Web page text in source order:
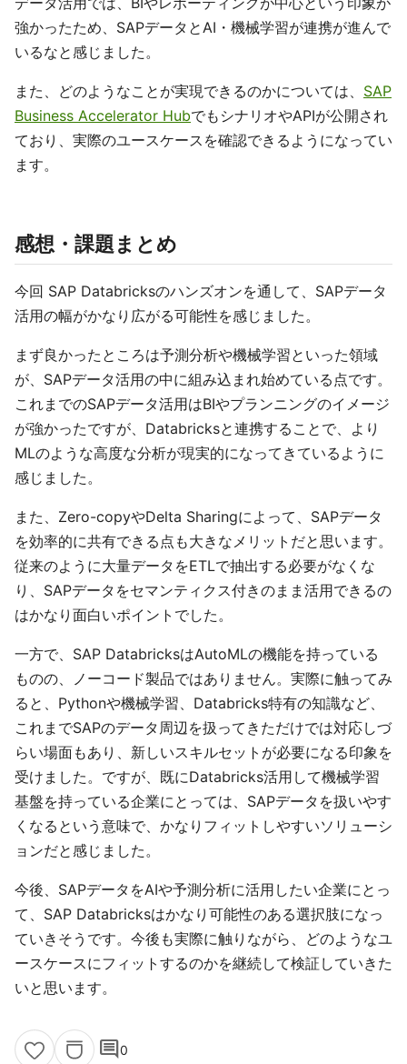
強かったため、SAPデータとAI・機械学習が連携が進んで
いるなと感じました。
また、どのようなことが実現できるのかについては、 SAP
Business Accelerator HubでもシナリオやAPIが公開され
ており、実際のユースケースを確認できるようになってい
ます。
感想・課題まとめ
今回 SAP Databricksのハンズオンを通して、SAPデータ
活用の幅がかなり広がる可能性を感じました。
まず良かったところは予測分析や機械学習といった領域
が、SAPデータ活用の中に組み込まれ始めている点です。
これまでのSAPデータ活用はBIやプランニングのイメージ
が強かったですが、Databricksと連携することで、より
MLのような高度な分析が現実的になってきているように
感じました。
また、Zero-copyやDelta Sharingによって、SAPデータ
を効率的に共有できる点も大きなメリットだと思います。
従来のように大量データをETLで抽出する必要がなくな
り、SAPデータをセマンティクス付きのまま活用できるの
はかなり面白いポイントでした。
一方で、SAP DatabricksはAutoMLの機能を持っている
ものの、ノーコード製品ではありません。実際に触ってみ
ると、Pythonや機械学習、Databricks特有の知識など、
これまでSAPのデータ周辺を扱ってきただけでは対応しづ
らい場面もあり、新しいスキルセットが必要になる印象を
受けました。ですが、既にDatabricks活用して機械学習
基盤を持っている企業にとっては、SAPデータを扱いやす
くなるという意味で、かなりフィットしやすいソリューシ
ョンだと感じました。
今後、SAPデータをAIや予測分析に活用したい企業にとっ
て、SAP Databricksはかなり可能性のある選択肢になっ
ていきそうです。今後も実際に触りながら、どのようなユ
ースケースにフィットするのかを継続して検証していきた
いと思います。
comment0